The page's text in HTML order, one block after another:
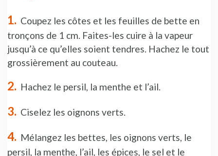
Coupez les côtes et les feuilles de bette en
tronçons de 1 cm. Faites-les cuire à la vapeur
jusqu’à ce qu’elles soient tendres. Hachez le tout
grossièrement au couteau.
Hachez le persil, la menthe et l’ail.
Ciselez les oignons verts.
Mélangez les bettes, les oignons verts, le
persil, la menthe, l’ail, les épices, le sel et le